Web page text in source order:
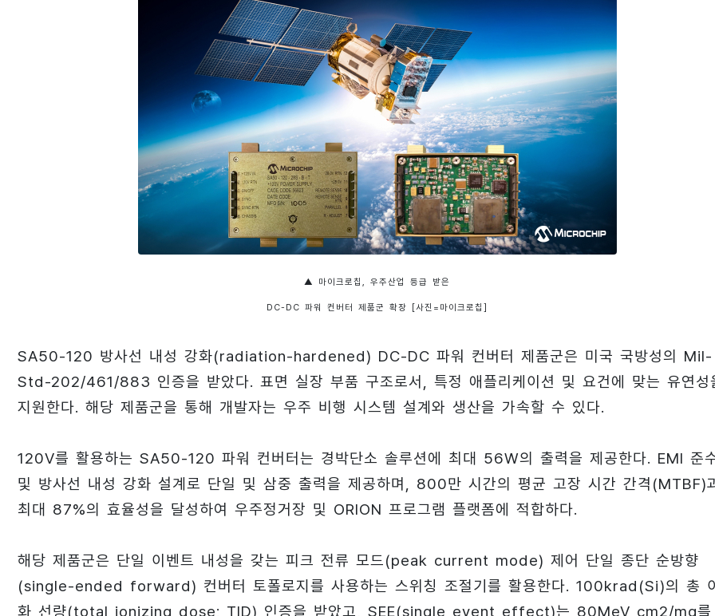
▲ 마이크로칩, 우주산업 등급 받은
DC-DC 파워 컨버터 제품군 확장 [사진=마이크로칩]
SA50-120 방사선 내성 강화(radiation-hardened) DC-DC 파워 컨버터 제품군은 미국 국방성의 Mil-
Std-202/461/883 인증을 받았다. 표면 실장 부품 구조로서, 특정 애플리케이션 및 요건에 맞는 유연성
지원한다. 해당 제품군을 통해 개발자는 우주 비행 시스템 설계와 생산을 가속할 수 있다.
120V를 활용하는 SA50-120 파워 컨버터는 경박단소 솔루션에 최대 56W의 출력을 제공한다. EMI 준
및 방사선 내성 강화 설계로 단일 및 삼중 출력을 제공하며, 800만 시간의 평균 고장 시간 간격(MTBF)
최대 87%의 효율성을 달성하여 우주정거장 및 ORION 프로그램 플랫폼에 적합하다.
해당 제품군은 단일 이벤트 내성을 갖는 피크 전류 모드(peak current mode) 제어 단일 종단 순방향
(single-ended forward) 컨버터 토폴로지를 사용하는 스위칭 조절기를 활용한다. 100krad(Si)의 총
화 선량(total ionizing dose; TID) 인증을 받았고, SEE(single event effect)는 80MeV cm2/mg를